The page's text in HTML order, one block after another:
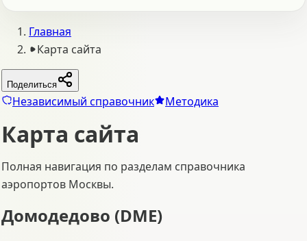
Главная
Карта сайта
Поделиться
Независимый справочник Методика
Карта сайта
Полная навигация по разделам справочника
аэропортов Москвы.
Домодедово (DME)